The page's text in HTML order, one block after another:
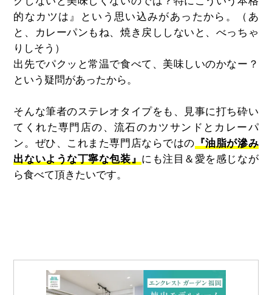
的なカツは』という思い込みがあったから。（あ
と、カレーパンもね、焼き戻ししないと、べっちゃ
りしそう）
出先でパクッと常温で食べて、美味しいのかなー？
という疑問があったから。
そんな筆者のステレオタイプをも、見事に打ち砕い
てくれた専門店の、流石のカツサンドとカレーパ
ン。ぜひ、これまた専門店ならではの 『油脂が滲み
出ないような丁寧な包装』 にも注目＆愛を感じなが
ら食べて頂きたいです。